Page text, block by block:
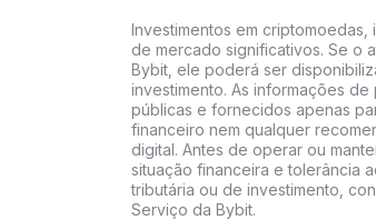
Investimentos em
de mercado significativos. Se o
Bybit, ele poderá ser
investimento. As informações
públicas e fornecidos apenas
financeiro nem qualquer
digital. Antes de operar ou
situação financeira e tolerância
tributária ou de investimento,
Serviço da Bybit.